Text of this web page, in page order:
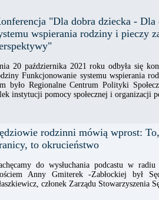
"Dla dobra dziecka -
wspierania rodziny i pieczy
20 października 2021 roku odbyła się
Funkcjonowanie systemu wspierania
było Regionalne Centrum Polityki
instytucji pomocy społecznej i organizacji
rodzinni mówią wprost:
to okrucieństwo
do wysłuchania podcastu w
Anny Gmiterek -Zabłockiej był
członek Zarządu Stowarzyszenia